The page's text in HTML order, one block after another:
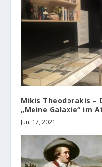
Mikis Theodorakis –
„Meine Galaxie“ im
Juni 17, 2021